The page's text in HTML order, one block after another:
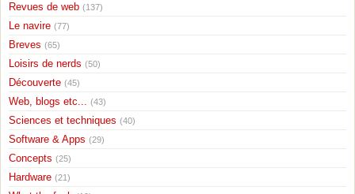
Revues de web (137)
Le navire (77)
Breves (65)
Loisirs de nerds (50)
Découverte (45)
Web, blogs etc... (43)
Sciences et techniques (40)
Software & Apps (29)
Concepts (25)
Hardware (21)